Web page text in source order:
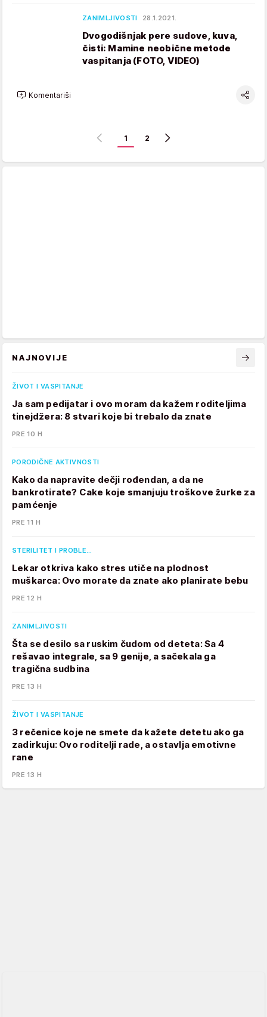
ZANIMLJIVOSTI 28.1.2021.
Dvogodišnjak pere sudove, kuva,
čisti: Mamine neobične metode
vaspitanja (FOTO, VIDEO)
Komentariši
1 2
NAJNOVIJE
ŽIVOT I VASPITANJE
Ja sam pedijatar i ovo moram da kažem roditeljima
tinejdžera: 8 stvari koje bi trebalo da znate
PRE 10 H
PORODIČNE AKTIVNOSTI
Kako da napravite dečji rođendan, a da ne
bankrotirate? Cake koje smanjuju troškove žurke za
pamćenje
PRE 11 H
STERILITET I PROBLE…
Lekar otkriva kako stres utiče na plodnost
muškarca: Ovo morate da znate ako planirate bebu
PRE 12 H
ZANIMLJIVOSTI
Šta se desilo sa ruskim čudom od deteta: Sa 4
rešavao integrale, sa 9 genije, a sačekala ga
tragična sudbina
PRE 13 H
ŽIVOT I VASPITANJE
3 rečenice koje ne smete da kažete detetu ako ga
zadirkuju: Ovo roditelji rade, a ostavlja emotivne
rane
PRE 13 H